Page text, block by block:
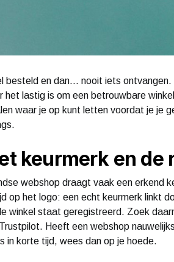
besteld en dan… nooit iets
het lastig is om een betrouwbare
waar je op kunt letten voordat je je
keurmerk en de
webshop draagt vaak een erkend
op het logo: een echt keurmerk linkt
winkel staat geregistreerd. Zoek
Heeft een webshop
in korte tijd, wees dan op je hoede.